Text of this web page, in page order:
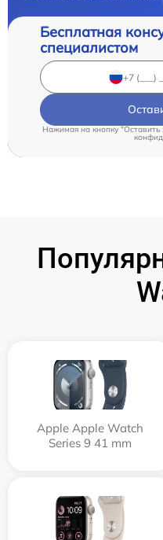
Бесплатная
специалистом
Нажимая на кнопку
Apple Apple Watch
Series 9 41 mm